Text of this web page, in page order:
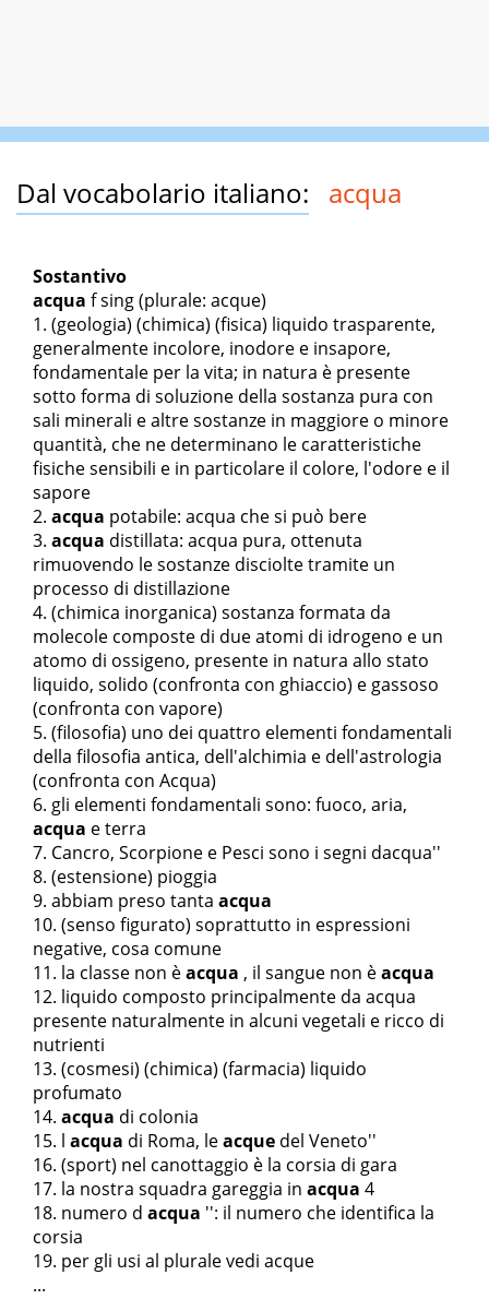
Dal vocabolario italiano: acqua
Sostantivo
acqua f sing(plurale: acque)
(geologia) (chimica) (fisica) liquido trasparente,
generalmente incolore, inodore e insapore,
fondamentale per la vita; in natura è presente
sotto forma di soluzione della sostanza pura con
sali minerali e altre sostanze in maggiore o minore
quantità, che ne determinano le caratteristiche
fisiche sensibili e in particolare il colore, l'odore e il
sapore
acqua potabile: acqua che si può bere
acqua distillata: acqua pura, ottenuta
rimuovendo le sostanze disciolte tramite un
processo di distillazione
(chimica inorganica) sostanza formata da
molecole composte di due atomi di idrogeno e un
atomo di ossigeno, presente in natura allo stato
liquido, solido (confronta con ghiaccio) e gassoso
(confronta con vapore)
(filosofia) uno dei quattro elementi fondamentali
della filosofia antica, dell'alchimia e dell'astrologia
(confronta con Acqua)
gli elementi fondamentali sono: fuoco, aria,
acqua e terra
Cancro, Scorpione e Pesci sono i segni dacqua''
(estensione) pioggia
abbiam preso tanta acqua
(senso figurato) soprattutto in espressioni
negative, cosa comune
la classe non èacqua , il sangue non èacqua
liquido composto principalmente da acqua
presente naturalmente in alcuni vegetali e ricco di
nutrienti
(cosmesi) (chimica) (farmacia) liquido
profumato
acqua di colonia
l acqua di Roma, leacque del Veneto''
(sport) nel canottaggio è la corsia di gara
la nostra squadra gareggia in acqua 4
numero d acqua '': il numero che identifica la
corsia
per gli usi al plurale vedi acque
...